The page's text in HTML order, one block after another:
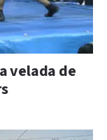
velada de